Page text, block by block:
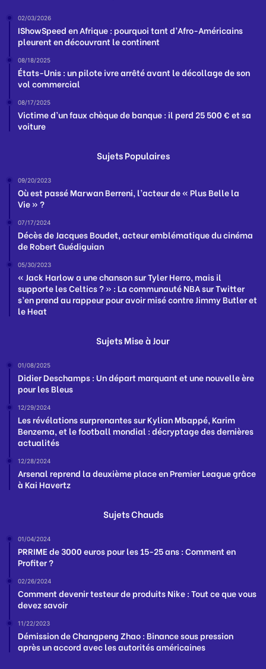
02/03/2026
IShowSpeed en Afrique : pourquoi tant d’Afro-Américains
pleurent en découvrant le continent
08/18/2025
États-Unis : un pilote ivre arrêté avant le décollage de son
vol commercial
08/17/2025
Victime d’un faux chèque de banque : il perd 25 500 € et sa
voiture
Sujets Populaires
09/20/2023
Où est passé Marwan Berreni, l’acteur de « Plus Belle la
Vie » ?
07/17/2024
Décès de Jacques Boudet, acteur emblématique du cinéma
de Robert Guédiguian
05/30/2023
« Jack Harlow a une chanson sur Tyler Herro, mais il
supporte les Celtics ? » : La communauté NBA sur Twitter
s’en prend au rappeur pour avoir misé contre Jimmy Butler et
le Heat
Sujets Mise à Jour
01/08/2025
Didier Deschamps : Un départ marquant et une nouvelle ère
pour les Bleus
12/29/2024
Les révélations surprenantes sur Kylian Mbappé, Karim
Benzema, et le football mondial : décryptage des dernières
actualités
12/28/2024
Arsenal reprend la deuxième place en Premier League grâce
à Kai Havertz
Sujets Chauds
01/04/2024
PRRIME de 3000 euros pour les 15-25 ans : Comment en
Profiter ?
02/26/2024
Comment devenir testeur de produits Nike : Tout ce que vous
devez savoir
11/22/2023
Démission de Changpeng Zhao : Binance sous pression
après un accord avec les autorités américaines